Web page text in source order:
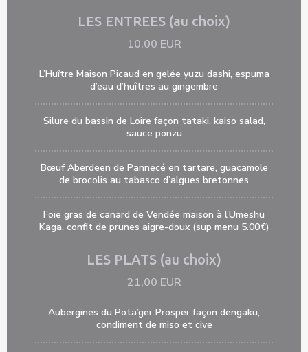
LES ENTREES (au choix)
10,00 EUR
L’Huître Maison Picaud en gelée yuzu dashi, espuma
d’eau d’huîtres au gingembre
Silure du bassin de Loire façon tataki, kaiso salad,
sauce ponzu
Bœuf Aberdeen de Pannecé en tartare, guacamole
de brocolis au tabasco d’algues bretonnes
Foie gras de canard de Vendée maison à l’Umeshu
Kaga, confit de prunes aigre-doux (sup menu 5.00€)
LES PLATS (au choix)
21,00 EUR
Aubergines du Pota’ger Prosper façon dengaku,
condiment de miso et cive